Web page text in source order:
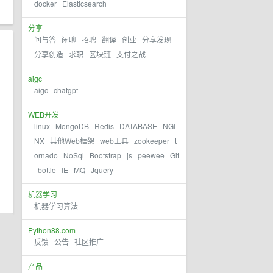
docker Elasticsearch
分享
问与答 闲聊 招聘 翻译 创业 分享发现
分享创造 求职 区块链 支付之战
aigc
aigc chatgpt
WEB开发
linux MongoDB Redis DATABASE
NGI
NX 其他Web框架 web工具 zookeeper t
ornado
NoSql Bootstrap js peewee Git
bottle
IE MQ Jquery
机器学习
机器学习算法
Python88.com
反馈 公告 社区推广
产品